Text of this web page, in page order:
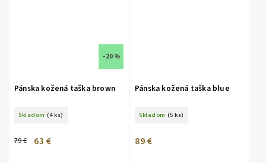
–20 %
Pánska kožená taška brown
Skladom (4 ks)
79 € 63 €
Pánska kožená taška blue
Skladom (5 ks)
89 €